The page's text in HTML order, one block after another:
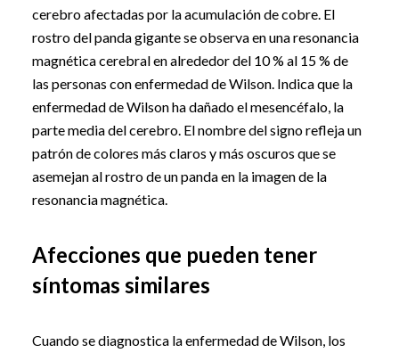
cerebro afectadas por la acumulación de cobre. El
rostro del panda gigante se observa en una resonancia
magnética cerebral en alrededor del 10 % al 15 % de
las personas con enfermedad de Wilson. Indica que la
enfermedad de Wilson ha dañado el mesencéfalo, la
parte media del cerebro. El nombre del signo refleja un
patrón de colores más claros y más oscuros que se
asemejan al rostro de un panda en la imagen de la
resonancia magnética.
Afecciones que pueden tener
síntomas similares
Cuando se diagnostica la enfermedad de Wilson, los